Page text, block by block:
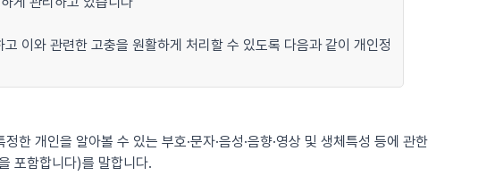
이와 관련한 고충을 원활하게 처리할 수 있도록 다음과 같이 개인정
개인을 알아볼 수 있는 부호·문자·음성·음향·영상 및 생체특성 등에 관한
포함합니다)를 말합니다.